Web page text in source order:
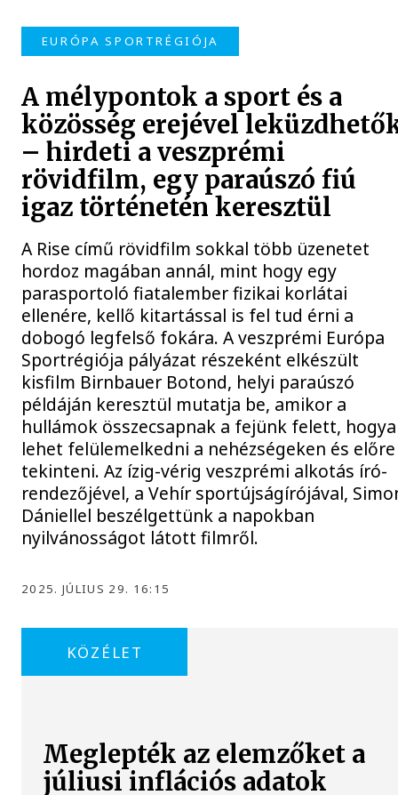
EURÓPA SPORTRÉGIÓJA
A mélypontok a sport és a
közösség erejével
– hirdeti a veszprémi
rövidfilm, egy paraúszó fiú
igaz történetén keresztül
A Rise című rövidfilm sokkal több üzenetet
hordoz magában annál, mint hogy egy
parasportoló fiatalember fizikai korlátai
ellenére, kellő kitartással is fel tud érni a
dobogó legfelső fokára. A veszprémi Európa
Sportrégiója pályázat részeként elkészült
kisfilm Birnbauer Botond, helyi paraúszó
példáján keresztül mutatja be, amikor a
hullámok összecsapnak a fejünk felett,
lehet felülemelkedni a nehézségeken és előre
tekinteni. Az ízig-vérig veszprémi alkotás író-
rendezőjével, a Vehír sportújságírójával,
Dániellel beszélgettünk a napokban
nyilvánosságot látott filmről.
2025. JÚLIUS 29. 16:15
KÖZÉLET
Meglepték az elemzőket a
júliusi inflációs adatok